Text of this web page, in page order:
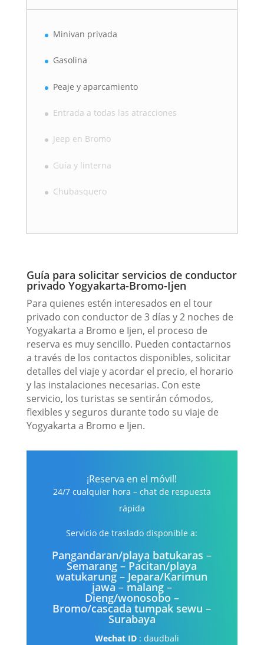
Minivan privada
Gasolina
Peaje y aparcamiento
Entrada a todas las atracciones
Jeep en Bromo
Guía y linterna
Chubasquero
Guía para solicitar servicios de conductor
privado Yogyakarta-Bromo-Ijen
Para quienes estén interesados ​​en el tour
privado con conductor de 3 días y 2 noches de
Yogyakarta a Bromo e Ijen, el proceso de
reserva es muy sencillo. Pueden contactarnos
a través de los contactos disponibles, solicitar
detalles del viaje y acordar el precio, el horario
y las instalaciones necesarias. Con este
servicio, los turistas se sentirán cómodos,
flexibles y seguros durante todo su viaje de
Yogyakarta a Bromo e Ijen.
¡Reserva en el móvil!
24/7 cualquier hora – chat de respuesta
rápida
Servicio de traslado disponible a:
Pangandaran/playa batukaras –
Semarang – Pacitan/playa
watukarung – Jepara/Karimun
jawa– malang–
Dieng/wonosobo –
Bromo/cascada tumpak sewu –
Surabaya
Wechat ID : daudbali